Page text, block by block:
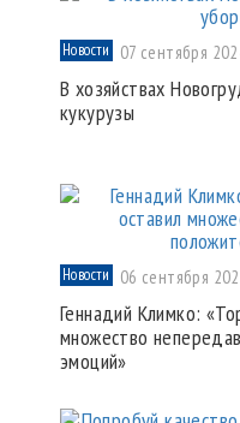
Новости 07 сентября
В хозяйствах
кукурузы
Новости 06 сентября
Геннадий Климко:
множество
эмоций»